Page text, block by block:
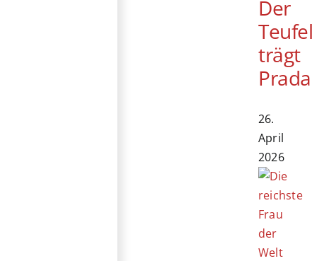
Der
Teufel
trägt
Prada
26.
April
2026